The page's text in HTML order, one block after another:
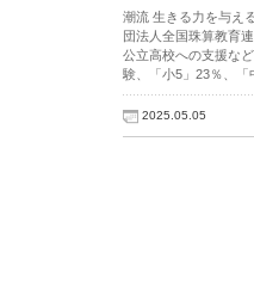
潮流 生きる力を与え
団法人全国珠算教育
公立高校への支援な
験、「小5」23％、
2025.05.05